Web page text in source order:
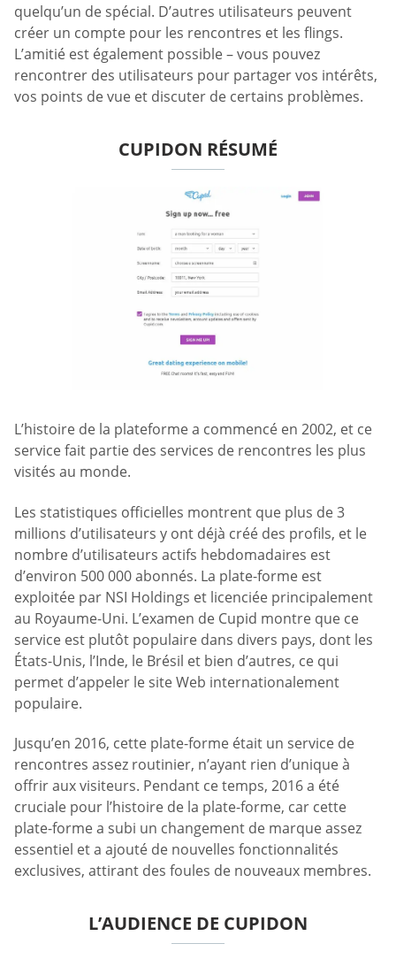
quelqu’un de spécial. D’autres utilisateurs peuvent
créer un compte pour les rencontres et les flings.
L’amitié est également possible – vous pouvez
rencontrer des utilisateurs pour partager vos intérêts,
vos points de vue et discuter de certains problèmes.
CUPIDON RÉSUMÉ
L’histoire de la plateforme a commencé en 2002, et ce
service fait partie des services de rencontres les plus
visités au monde.
Les statistiques officielles montrent que plus de 3
millions d’utilisateurs y ont déjà créé des profils, et le
nombre d’utilisateurs actifs hebdomadaires est
d’environ 500 000 abonnés. La plate-forme est
exploitée par NSI Holdings et licenciée principalement
au Royaume-Uni. L’examen de Cupid montre que ce
service est plutôt populaire dans divers pays, dont les
États-Unis, l’Inde, le Brésil et bien d’autres, ce qui
permet d’appeler le site Web internationalement
populaire.
Jusqu’en 2016, cette plate-forme était un service de
rencontres assez routinier, n’ayant rien d’unique à
offrir aux visiteurs. Pendant ce temps, 2016 a été
cruciale pour l’histoire de la plate-forme, car cette
plate-forme a subi un changement de marque assez
essentiel et a ajouté de nouvelles fonctionnalités
exclusives, attirant des foules de nouveaux membres.
L’AUDIENCE DE CUPIDON